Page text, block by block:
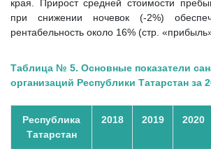
края. Прирост средней стоимости
при снижении ночевок (-2%)
рентабельность около 16% (стр.
Таблица № 5. Основные показатели
организаций Республики Татарстан за
Республика
Татарстан
2018 2019 2020